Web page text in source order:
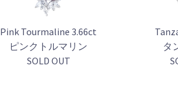
Pink Tourmaline 3.66ct
ピンクトルマリン
SOLD OUT
タ